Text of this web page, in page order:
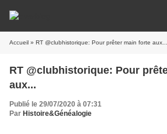
Accueil » RT @clubhistorique: Pour prêter main forte aux...
RT @clubhistorique: Pour
aux...
Publié le 29/07/2020 à 07:31
Par Histoire&Généalogie